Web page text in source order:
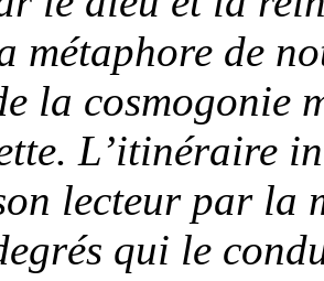
métaphore de
la cosmogonie
L’itinéraire
lecteur par la
qui le